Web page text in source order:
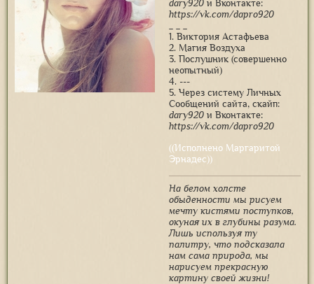
dary920 и Вконтакте:
https://vk.com/dapro920
1. Виктория Астафьева
2. Магия Воздуха
3. Послушник (совершенно
неопытный)
4. ---
5. Через систему Личных
Сообщений сайта, скайп:
dary920 и Вконтакте:
https://vk.com/dapro920
((Исполнено Маргаритой
Эрнадес))
На белом холсте
обыденности мы рисуем
мечту кистями поступков,
окуная их в глубины разума.
Лишь используя ту
палитру, что подсказала
нам сама природа, мы
нарисуем прекрасную
картину своей жизни!